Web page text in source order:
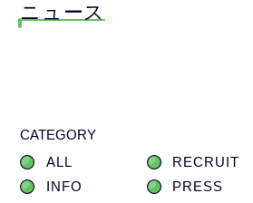
ニュース
CATEGORY
ALL
RECRUIT
INFO
PRESS